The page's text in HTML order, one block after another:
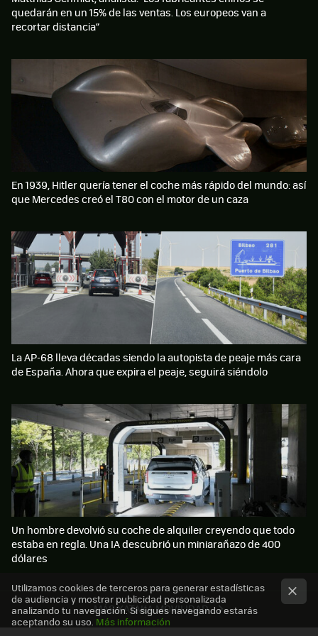
MÁS XATAKA MOVILIDAD
quedarán en un 15% de las ventas. Los europeos van a
recortar distancia”
En 1939, Hitler quería tener el coche más rápido del mundo: así
que Mercedes creó el T80 con el motor de un caza
La AP-68 lleva décadas siendo la autopista de peaje más cara
de España. Ahora que expira el peaje, seguirá siéndolo
Un hombre devolvió su coche de alquiler creyendo que todo
estaba en regla. Una IA descubrió un miniarañazo de 400
dólares
Utilizamos cookies de terceros para generar estadísticas
de audiencia y mostrar publicidad personalizada
analizando tu navegación. Si sigues navegando estarás
aceptando su uso. Más información